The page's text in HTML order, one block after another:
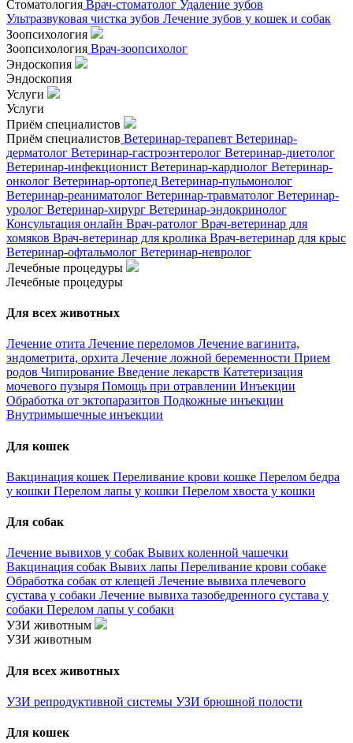
Стоматология Врач-стоматолог Удаление зубов
Ультразвуковая чистка зубов Лечение зубов у кошек и собак
Зоопсихология
Зоопсихология Врач-зоопсихолог
Эндоскопия
Эндоскопия
Услуги
Услуги
Приём специалистов
Приём специалистов Ветеринар-терапевт Ветеринар-
дерматолог Ветеринар-гастроэнтеролог Ветеринар-диетолог
Ветеринар-инфекционист Ветеринар-кардиолог Ветеринар-
онколог Ветеринар-ортопед Ветеринар-пульмонолог
Ветеринар-реаниматолог Ветеринар-травматолог Ветеринар-
уролог Ветеринар-хирург Ветеринар-эндокринолог
Консультация онлайн Врач-ратолог Врач-ветеринар для
хомяков Врач-ветеринар для кролика Врач-ветеринар для крыс
Ветеринар-офтальмолог Ветеринар-невролог
Лечебные процедуры
Лечебные процедуры
Для всех животных
Лечение отита Лечение переломов Лечение вагинита,
эндометрита, орхита Лечение ложной беременности Прием
родов Чипирование Введение лекарств Катетеризация
мочевого пузыря Помощь при отравлении Инъекции
Обработка от эктопаразитов Подкожные инъекции
Внутримышечные инъекции
Для кошек
Вакцинация кошек Переливание крови кошке Перелом бедра
у кошки Перелом лапы у кошки Перелом хвоста у кошки
Для собак
Лечение вывихов у собак Вывих коленной чашечки
Вакцинация собак Вывих лапы Переливание крови собаке
Обработка собак от клещей Лечение вывиха плечевого
сустава у собаки Лечение вывиха тазобедренного сустава у
собаки Перелом лапы у собаки
УЗИ животным
УЗИ животным
Для всех животных
УЗИ репродуктивной системы УЗИ брюшной полости
Для кошек